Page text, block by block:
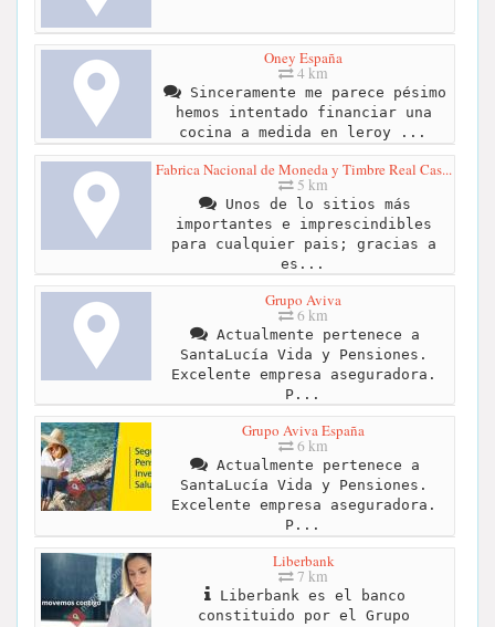
Oney España
4 km
Sinceramente me parece pésimo
hemos intentado financiar una
cocina a medida en leroy ...
Fabrica Nacional de Moneda y Timbre Real Cas...
5 km
Unos de lo sitios más
importantes e imprescindibles
para cualquier pais; gracias a
es...
Grupo Aviva
6 km
Actualmente pertenece a
SantaLucía Vida y Pensiones.
Excelente empresa aseguradora.
P...
Grupo Aviva España
6 km
Actualmente pertenece a
SantaLucía Vida y Pensiones.
Excelente empresa aseguradora.
P...
Liberbank
7 km
Liberbank es el banco
constituido por el Grupo